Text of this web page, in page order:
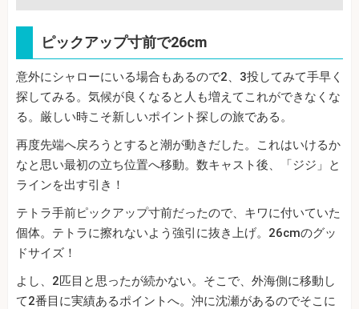
ピックアップ寸前で26cm
意外にシャローにいる場合もあるので2、3投してみて手早く
探してみる。気候が良くなると人も増えてこれができなくな
る。厳しい時こそ新しいポイント探しの旅である。
再度先端へ戻ろうとすると潮が動きだした。これはいけるか
なと思い最初の立ち位置へ移動。数キャスト後、「ジジ」と
ラインを出す引き！
テトラ手前ピックアップ寸前だったので、キワに付いていた
個体。テトラに擦れないよう強引に抜き上げ。26cmのグッ
ドサイズ！
よし、2匹目と思ったが続かない。そこで、外海側に移動し
て2番目に実績あるポイントへ。沖に沈瀬があるのでそこに